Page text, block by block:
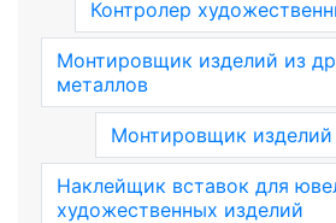
Контролер
Монтировщик изделий из
металлов
Монтировщик изделий
Наклейщик вставок для
художественных изделий